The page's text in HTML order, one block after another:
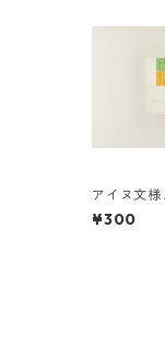
アイヌ文
ド ２つ折
しょう
¥300